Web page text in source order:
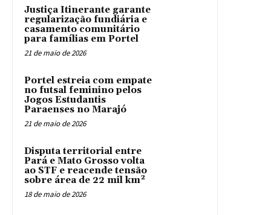
Justiça Itinerante garante
regularização fundiária e
casamento comunitário
para famílias em Portel
21 de maio de 2026
Portel estreia com empate
no futsal feminino pelos
Jogos Estudantis
Paraenses no Marajó
21 de maio de 2026
Disputa territorial entre
Pará e Mato Grosso volta
ao STF e reacende tensão
sobre área de 22 mil km²
18 de maio de 2026